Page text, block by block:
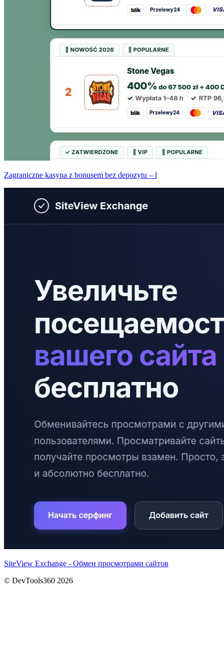
Zagraniczne kasyna z bonusem bez depozytu – l
SiteView Exchange - Обмен просмотрами сайтов
© DevTools360 2026